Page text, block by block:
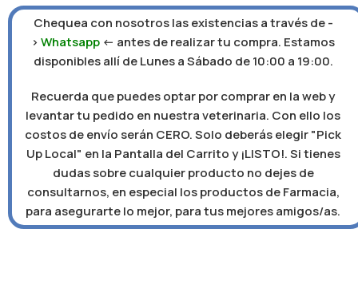
Chequea con nosotros las existencias a través de -
>Whatsapp <- antes de realizar tu compra. Estamos
disponibles allí de Lunes a Sábado de 10:00 a 19:00.
Recuerda que puedes optar por comprar en la web y
levantar tu pedido en nuestra veterinaria. Con ello los
costos de envío serán CERO. Solo deberás elegir "Pick
Up Local" en la Pantalla del Carrito y ¡LISTO!. Si tienes
dudas sobre cualquier producto no dejes de
consultarnos, en especial los productos de Farmacia,
para asegurarte lo mejor, para tus mejores amigos/as.